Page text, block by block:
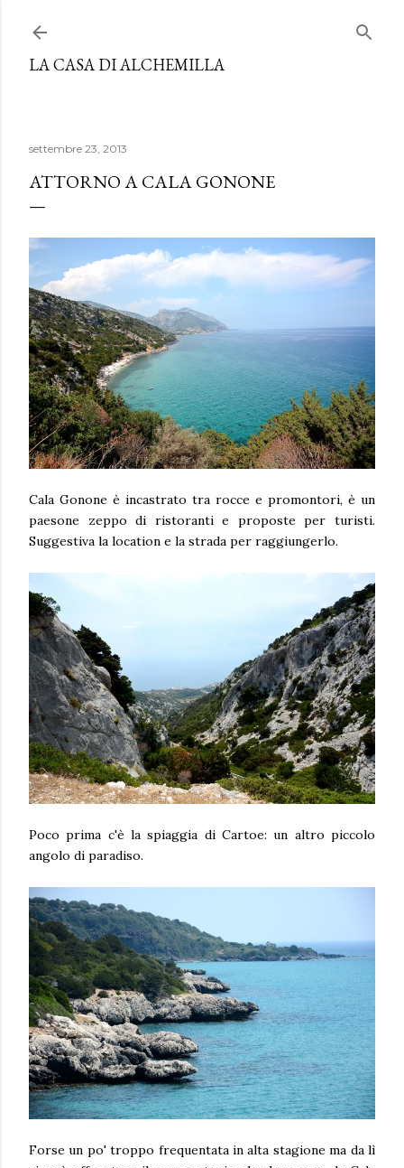
LA CASA DI ALCHEMILLA
settembre 23, 2013
ATTORNO A CALA GONONE
Cala Gonone è incastrato tra rocce e promontori, è un
paesone zeppo di ristoranti e proposte per turisti.
Suggestiva la location e la strada per raggiungerlo.
Poco prima c'è la spiaggia di Cartoe: un altro piccolo
angolo di paradiso.
Forse un po' troppo frequentata in alta stagione ma da lì